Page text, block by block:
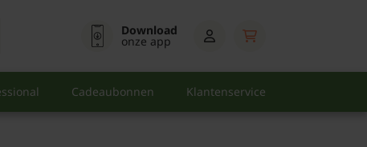
Download
onze app
Cadeaubonnen Klantenservice